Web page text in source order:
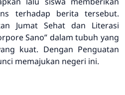
terhadap berita tersebut.
Jumat Sehat dan Literasi
Sano” dalam tubuh yang
kuat. Dengan Penguatan
memajukan negeri ini.